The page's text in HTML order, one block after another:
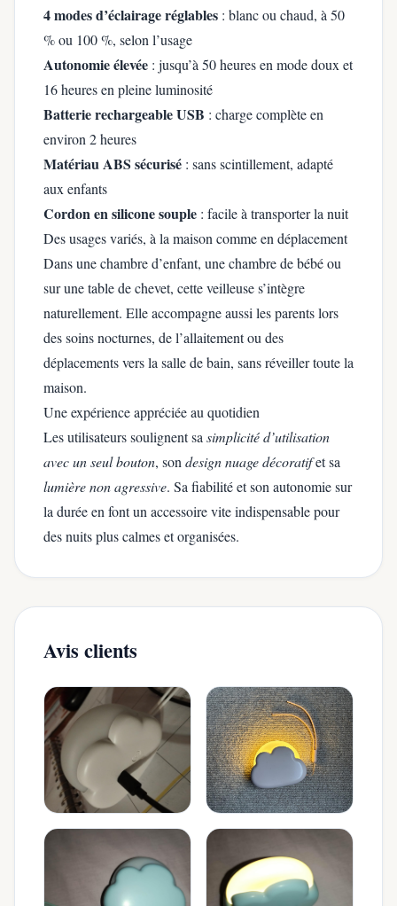
4 modes d’éclairage réglables : blanc ou chaud, à 50
% ou 100 %, selon l’usage
Autonomie élevée : jusqu’à 50 heures en mode doux et
16 heures en pleine luminosité
Batterie rechargeable USB : charge complète en
environ 2 heures
Matériau ABS sécurisé : sans scintillement, adapté
aux enfants
Cordon en silicone souple : facile à transporter la nuit
Des usages variés, à la maison comme en déplacement
Dans une chambre d’enfant, une chambre de bébé ou
sur une table de chevet, cette veilleuse s’intègre
naturellement. Elle accompagne aussi les parents lors
des soins nocturnes, de l’allaitement ou des
déplacements vers la salle de bain, sans réveiller toute la
maison.
Une expérience appréciée au quotidien
Les utilisateurs soulignent sa simplicité d’utilisation
avec un seul bouton, son design nuage décoratifet sa
lumière non agressive. Sa fiabilité et son autonomie sur
la durée en font un accessoire vite indispensable pour
des nuits plus calmes et organisées.
Avis clients